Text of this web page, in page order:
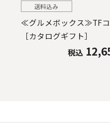
送料込み
≪グルメボックス≫TFコ
［カタログギフト］
税込